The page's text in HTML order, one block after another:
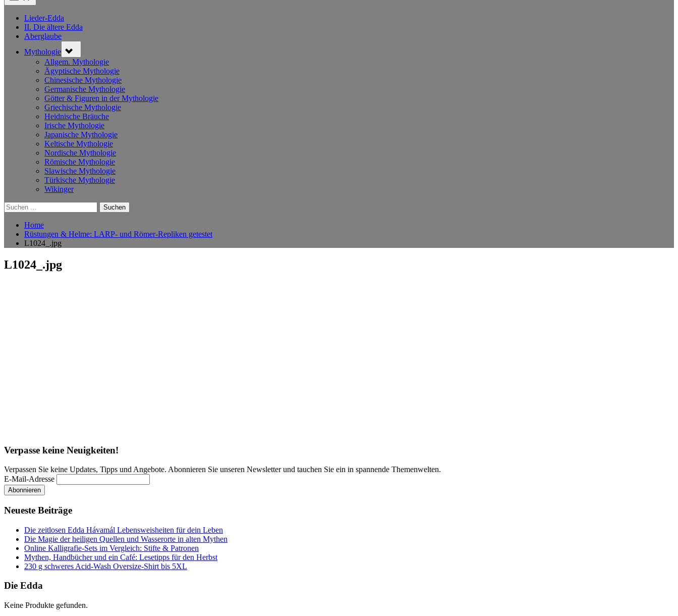
Lieder-Edda
II. Die ältere Edda
Aberglaube
Mythologie sub-
menu
Allgem. Mythologie
Ägyptische Mythologie
Chinesische Mythologie
Germanische Mythologie
Götter & Figuren in der Mythologie
Griechische Mythologie
Heidnische Bräuche
Irische Mythologie
Japanische Mythologie
Keltische Mythologie
Nordische Mythologie
Römische Mythologie
Slawische Mythologie
Türkische Mythologie
Wikinger
Suchen
nach:
Home
Rüstungen & Helme: LARP- und Römer-Repliken getestet
L1024_.jpg
L1024_.jpg
Verpasse keine Neuigkeiten!
Verpassen Sie keine Updates, Tipps und Angebote. Abonnieren Sie unseren Newsletter und tauchen Sie ein in spannende Themenwelten.
E-Mail-Adresse
Neueste Beiträge
Die zeitlosen Edda Hávamál Lebensweisheiten für dein Leben
Die Magie der heiligen Quellen und Wasserorte in alten Mythen
Online Kalligrafie‑Sets im Vergleich: Stifte & Patronen
Mythen, Handbücher und ein Café: Lesetipps für den Herbst
230 g schweres Acid-Wash Oversize-Shirt bis 5XL
Die Edda
Keine Produkte gefunden.